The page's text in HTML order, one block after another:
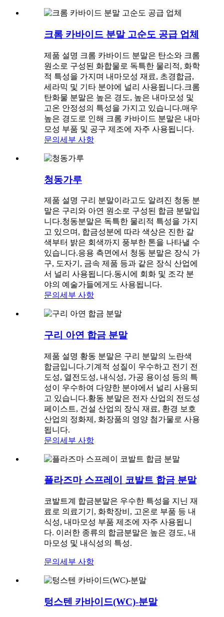
크롬 카바이드 분말 고순도 공급 업체
제품 설명 크롬 카바이드 분말은 탄소와 크롬
원소로 구성된 화합물로 독특한 물리적, 화학
적 특성을 가지며 내마모성 재료, 초경합금,
세라믹 및 기타 분야에 널리 사용됩니다.크롬
탄화물 분말은 높은 경도, 높은 내마모성 및
고온 안정성의 특성을 가지고 있습니다.매우
높은 경도로 인해 크롬 카바이드 분말은 내마
모성 부품 및 공구 제조에 자주 사용됩니다.
문의 세부 사항
청동가루
제품 설명 구리 분말이라고도 알려진 청동 분
말은 구리와 아연 원소로 구성된 합금 분말입
니다.청동분말은 독특한 물리적 특성을 가지
고 있으며, 합금성분에 따라 색상은 진한 갈
색부터 밝은 회색까지 풍부한 톤을 나타낼 수
있습니다.응용 측면에서 청동 분말은 장식 가
구, 도자기, 금속 제품 등과 같은 장식 산업에
서 널리 사용됩니다.동시에 회화 및 조각 분
야의 예술가들에게도 사용됩니다.
문의 세부 사항
구리 아연 합금 분말
제품 설명 황동 분말은 구리 분말의 노란색
합금입니다.기계적 성질이 우수하고 전기 전
도성, 열전도성, 내식성, 가공 용이성 등의 특
성이 우수하여 다양한 분야에서 널리 사용되
고 있습니다.황동 분말은 전자 산업의 전도성
페이스트, 건설 산업의 장식 재료, 환경 보호
산업의 정화제, 화장품의 영양 첨가물로 사용
됩니다.
문의 세부 사항
플라즈마 스프레이 코발트 합금 분말
코발트계 합금분말은 우수한 특성을 지닌 재
료로 의료기기, 화학장비, 고온로 부품 등 내
식성, 내마모성 부품 제조에 자주 사용됩니
다. 이러한 종류의 합금분말은 높은 경도, 내
마모성 및 내식성의 특성.
문의 세부 사항
텅스텐 카바이드(WC)-분말